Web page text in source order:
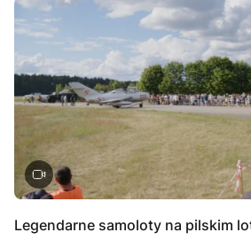
Legendarne samoloty na pilskim